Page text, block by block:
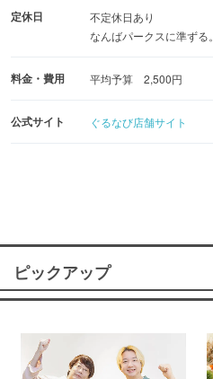
定休日
不定休日あり
なんばパークスに準ずる。
料金・費用 平均予算 2,500円
公式サイト ぐるなび店舗サイト
ピックアップ